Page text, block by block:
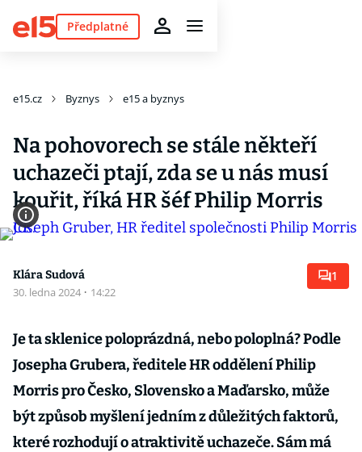
Předplatné
e15.cz Byznys e15 a byznys
Na pohovorech se stále někteří
uchazeči ptají, zda se u nás musí
kouřit, říká HR šéf Philip Morris
Klára Sudová
30. ledna 2024 · 14:22
1
Je ta sklenice poloprázdná, nebo poloplná? Podle
Josepha Grubera, ředitele HR oddělení Philip
Morris pro Česko, Slovensko a Maďarsko, může
být způsob myšlení jedním z důležitých faktorů,
které rozhodují o atraktivitě uchazeče. Sám má